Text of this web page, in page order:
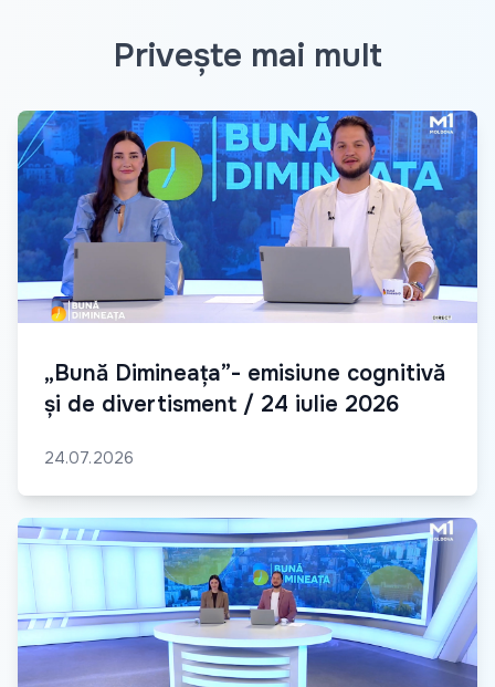
Privește mai mult
„Bună Dimineața”- emisiune cognitivă
și de divertisment / 24 iulie 2026
24.07.2026